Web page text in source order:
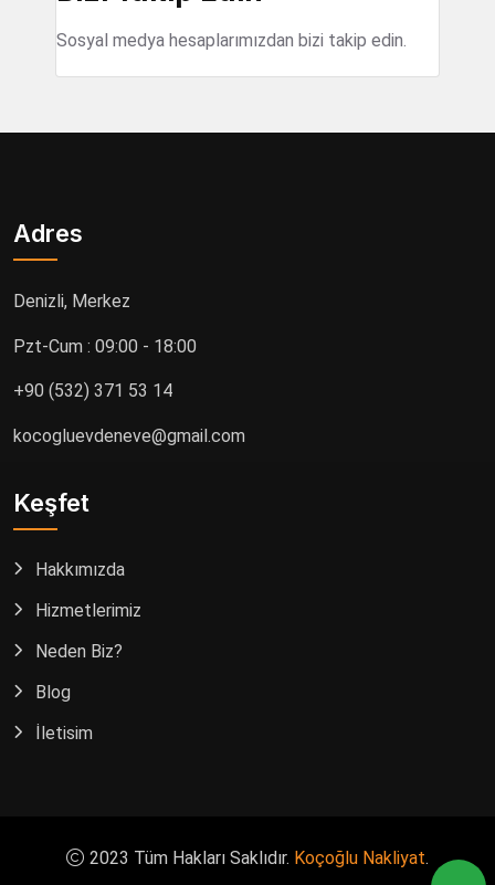
Sosyal medya hesaplarımızdan bizi takip edin.
Adres
Denizli, Merkez
Pzt-Cum : 09:00 - 18:00
+90 (532) 371 53 14
kocogluevdeneve@gmail.com
Keşfet
Hakkımızda
Hizmetlerimiz
Neden Biz?
Blog
İletişim
2023 Tüm Hakları Saklıdır. Koçoğlu Nakliyat.